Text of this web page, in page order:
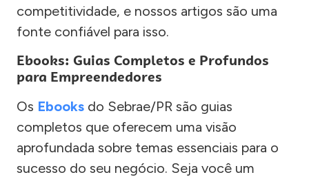
competitividade, e nossos artigos são uma
fonte confiável para isso.
Ebooks: Guias Completos e Profundos
para Empreendedores
Os Ebooks do Sebrae/PR são guias
completos que oferecem uma visão
aprofundada sobre temas essenciais para o
sucesso do seu negócio. Seja você um